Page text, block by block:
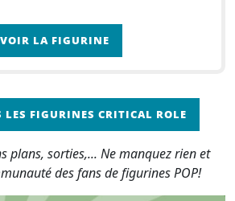
VOIR LA FIGURINE
LES FIGURINES CRITICAL ROLE
plans, sorties,... Ne manquez rien et
des fans de figurines POP!